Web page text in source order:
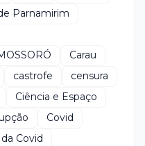
Parnamirim
Carau
castrofe
censura
Ciência e Espaço
Covid
Covid